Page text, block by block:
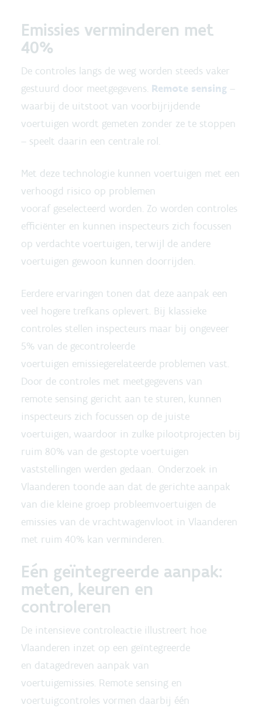
Emissies verminderen met
40%
De controles langs de weg worden steeds vaker
gestuurd door meetgegevens. Remote sensing –
waarbij de uitstoot van voorbijrijdende
voertuigen wordt gemeten zonder ze te stoppen
– speelt daarin een centrale rol.
Met deze technologie kunnen voertuigen met een
verhoogd risico op problemen
vooraf geselecteerd worden. Zo worden controles
efficiënter en kunnen inspecteurs zich focussen
op verdachte voertuigen, terwijl de andere
voertuigen gewoon kunnen doorrijden.
Eerdere ervaringen tonen dat deze aanpak een
veel hogere trefkans oplevert. Bij klassieke
controles stellen inspecteurs maar bij ongeveer
5% van de gecontroleerde
voertuigen emissiegerelateerde problemen vast.
Door de controles met meetgegevens van
remote sensing gericht aan te sturen, kunnen
inspecteurs zich focussen op de juiste
voertuigen, waardoor in zulke pilootprojecten bij
ruim 80% van de gestopte voertuigen
vaststellingen werden gedaan. Onderzoek in
Vlaanderen toonde aan dat de gerichte aanpak
van die kleine groep probleemvoertuigen de
emissies van de vrachtwagenvloot in Vlaanderen
met ruim 40% kan verminderen.
Eén geïntegreerde aanpak:
meten, keuren en
controleren
De intensieve controleactie illustreert hoe
Vlaanderen inzet op een geïntegreerde
en datagedreven aanpak van
voertuigemissies. Remote sensing en
voertuigcontroles vormen daarbij één